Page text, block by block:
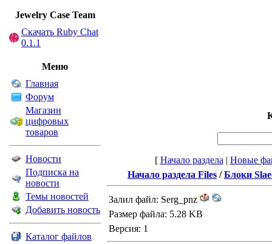
Jewelry Сase Team
Скачать Ruby Chat
0.1.1
Меню
Главная
Форум
Магазин
цифровых
товаров
Новости
Подписка на
новости
Темы новостей
Добавить новость
Каталог файлов
[ Начало раздела | Новые
Начало раздела Files /Блоки
Залил файл: Serg_pnz
Размер файла: 5.28 KB
Версия: 1